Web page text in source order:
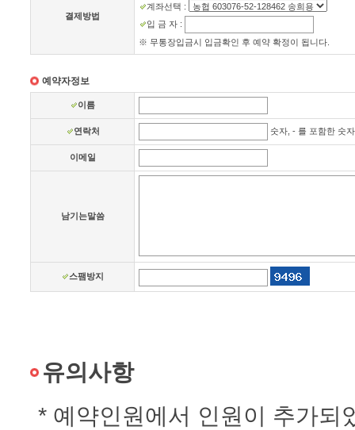
결제방법
계좌선택 :
입 금 자 :
※ 무통장입금시 입금확인 후 예약 확정이 됩니다.
예약자정보
이름
연락처 숫자, - 를 포함한 숫
이메일
남기는말씀
스팸방지
유의사항
* 예약인원에서 인원이 추가되